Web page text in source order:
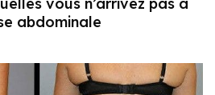
vous n’arrivez pas à
abdominale